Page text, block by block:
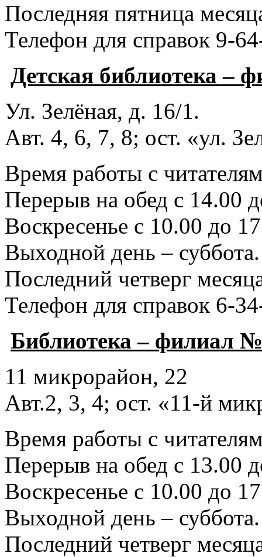
Последняя пятница
Телефон для справок 9-
Детская библиотека –
Ул. Зелёная, д. 16/1.
Авт. 4, 6, 7, 8; ост. «ул.
Время работы с
Перерыв на обед с 14.00
Воскресенье с 10.00 до
Выходной день – суббота.
Последний четверг
Телефон для справок 6-
Библиотека – филиал
11 микрорайон, 22
Авт.2, 3, 4; ост. «11-й
Время работы с
Перерыв на обед с 13.00
Воскресенье с 10.00 до
Выходной день – суббота.
Последний четверг